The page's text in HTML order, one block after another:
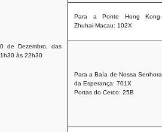
de Dezembro, das
às 22h30
Para a Ponte Hong Kong-
Zhuhai-Macau: 102X
Para a Baía de Nossa Senhora
da Esperança: 701X
Portas do Cerco: 25B